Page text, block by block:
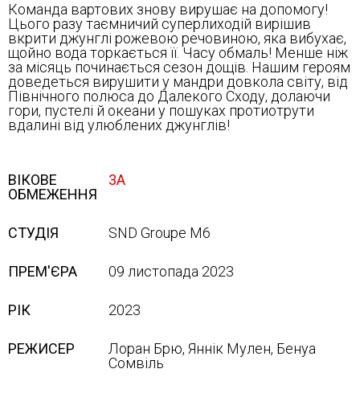
Команда вартових знову вирушає на допомогу!
Цього разу таємничий суперлиходій вирішив
вкрити джунглі рожевою речовиною, яка вибухає,
щойно вода торкається її. Часу обмаль! Менше ніж
за місяць починається сезон дощів. Нашим героям
доведеться вирушити у мандри довкола світу, від
Північного полюса до Далекого Сходу, долаючи
гори, пустелі й океани у пошуках протиотрути
вдалині від улюблених джунглів!
ВІКОВЕ
ОБМЕЖЕННЯ
3А
СТУДІЯ SND Groupe M6
ПРЕМ'ЄРА 09 листопада 2023
РІК 2023
РЕЖИСЕР
Лоран Брю, Яннік Мулен, Бенуа
Сомвіль